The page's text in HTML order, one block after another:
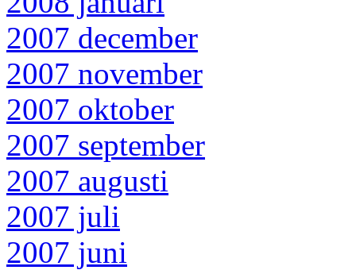
2007 december
2007 november
2007 oktober
2007 september
2007 augusti
2007 juli
2007 juni